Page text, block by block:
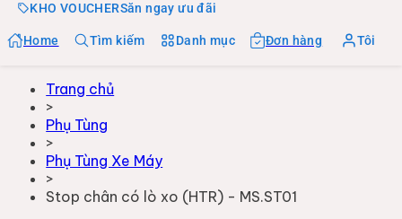
KHO VOUCHERSăn ngay ưu đãi
Home Tìm kiếm Danh mục Đơn hàng Tôi
Trang chủ
>
Phụ Tùng
>
Phụ Tùng Xe Máy
>
Stop chân có lò xo (HTR) - MS.ST01